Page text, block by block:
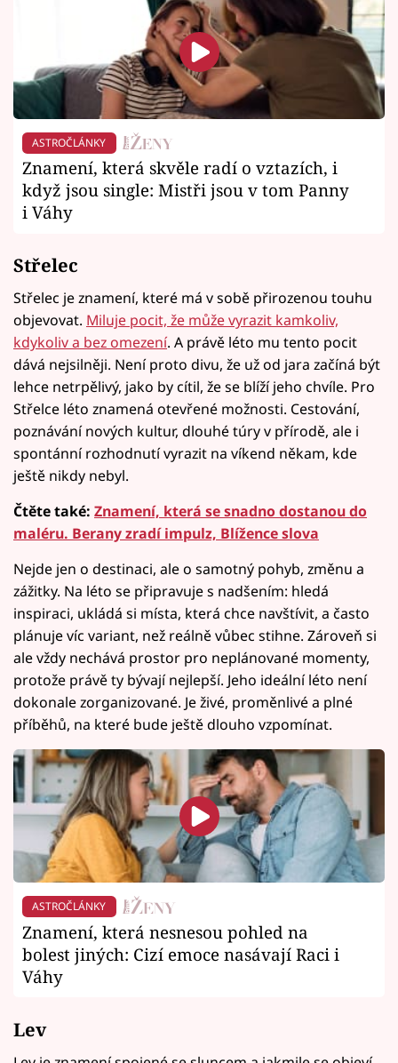
ASTROČLÁNKY
Znamení, která skvěle radí o vztazích, i
když jsou single: Mistři jsou v tom Panny
i Váhy
Střelec
Střelec je znamení, které má v sobě přirozenou touhu
objevovat. Miluje pocit, že může vyrazit kamkoliv,
kdykoliv a bez omezení. A právě léto mu tento pocit
dává nejsilněji. Není proto divu, že už od jara začíná být
lehce netrpělivý, jako by cítil, že se blíží jeho chvíle. Pro
Střelce léto znamená otevřené možnosti. Cestování,
poznávání nových kultur, dlouhé túry v přírodě, ale i
spontánní rozhodnutí vyrazit na víkend někam, kde
ještě nikdy nebyl.
Čtěte také: Znamení, která se snadno dostanou do
maléru. Berany zradí impulz, Blížence slova
Nejde jen o destinaci, ale o samotný pohyb, změnu a
zážitky. Na léto se připravuje s nadšením: hledá
inspiraci, ukládá si místa, která chce navštívit, a často
plánuje víc variant, než reálně vůbec stihne. Zároveň si
ale vždy nechává prostor pro neplánované momenty,
protože právě ty bývají nejlepší. Jeho ideální léto není
dokonale zorganizované. Je živé, proměnlivé a plné
příběhů, na které bude ještě dlouho vzpomínat.
ASTROČLÁNKY
Znamení, která nesnesou pohled na
bolest jiných: Cizí emoce nasávají Raci i
Váhy
Lev